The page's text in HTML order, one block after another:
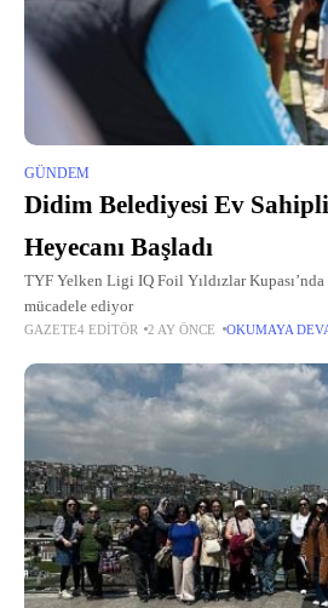
GÜNDEM
Didim Belediyesi Ev
Heyecanı Başladı
TYF Yelken Ligi IQ Foil Yıldızlar
mücadele ediyor
GAZETE4 EDITÖR 2 AY ÖNCE OKUMAYA